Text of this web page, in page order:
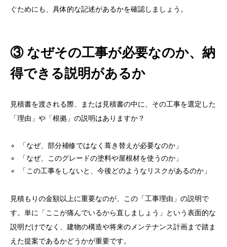
ぐためにも、具体的な記述があるかを確認しましょう。
③ なぜその工事が必要なのか、納
得できる説明があるか
見積書を渡される際、または見積書の中に、その工事を選定した
「理由」や「根拠」の説明はありますか？
「なぜ、部分補修ではなく葺き替えが必要なのか」
「なぜ、このグレードの塗料や屋根材を使うのか」
「この工事をしないと、今後どのようなリスクがあるのか」
見積もりの金額以上に重要なのが、この「工事理由」の説明で
す。単に「ここが痛んでいるから直しましょう」という表面的な
説明だけでなく、建物の構造や将来のメンテナンス計画まで踏ま
えた提案であるかどうかが重要です。